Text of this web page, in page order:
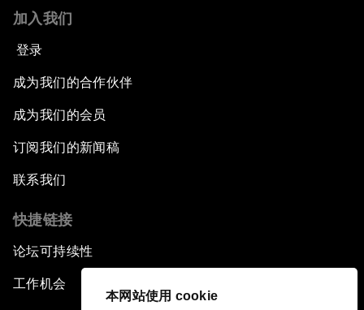
本网站使用 cookie
加入我们
登录
成为我们的合作伙伴
成为我们的会员
订阅我们的新闻稿
联系我们
快捷链接
论坛可持续性
工作机会